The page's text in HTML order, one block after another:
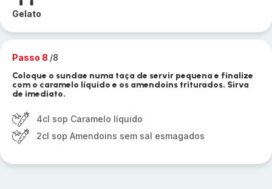
Gelato
Passo 8 /8
Coloque o sundae numa taça de servir pequena e finalize
com o caramelo líquido e os amendoins triturados. Sirva
de imediato.
4cl sop Caramelo líquido
2cl sop Amendoins sem sal esmagados